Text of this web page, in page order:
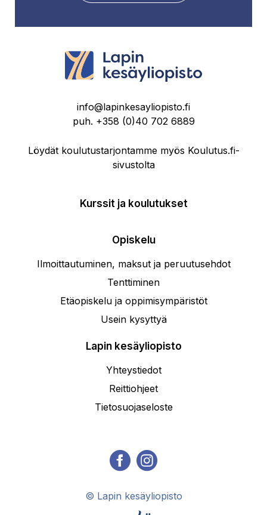
info@lapinkesayliopisto.fi
puh. +358 (0)40 702 6889
Löydät koulutustarjontamme myös Koulutus.fi-
sivustolta
Kurssit ja koulutukset
Opiskelu
Ilmoittautuminen, maksut ja peruutusehdot
Tenttiminen
Etäopiskelu ja oppimisympäristöt
Usein kysyttyä
Lapin kesäyliopisto
Yhteystiedot
Reittiohjeet
Tietosuojaseloste
© Lapin kesäyliopisto